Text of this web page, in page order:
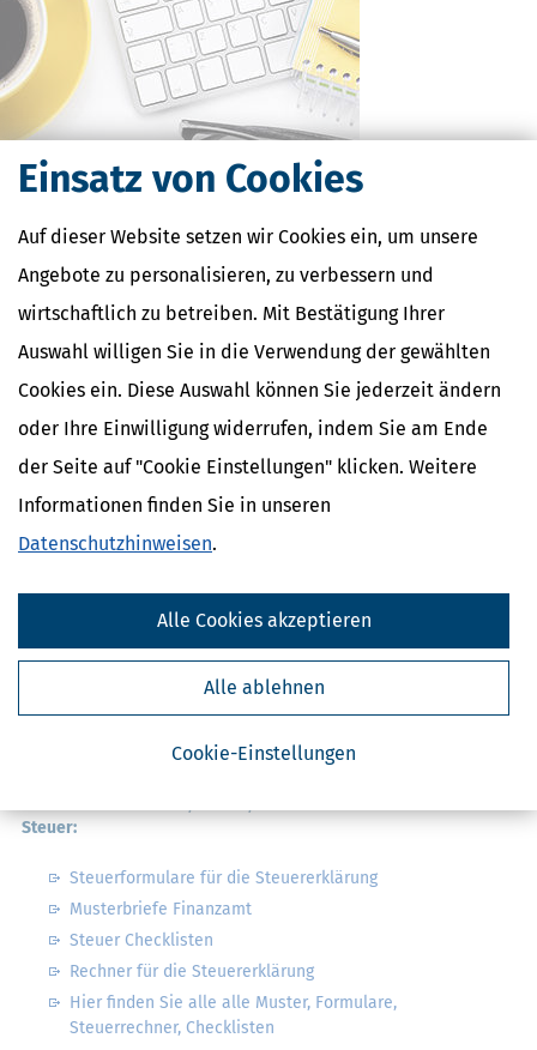
Einsatz von Cookies
Auf dieser Website setzen wir Cookies ein, um unsere
Angebote zu personalisieren, zu verbessern und
wirtschaftlich zu betreiben. Mit Bestätigung Ihrer
Auswahl willigen Sie in die Verwendung der gewählten
Cookies ein. Diese Auswahl können Sie jederzeit ändern
oder Ihre Einwilligung widerrufen, indem Sie am Ende
der Seite auf "Cookie Einstellungen" klicken. Weitere
Informationen finden Sie in unseren
Datenschutzhinweisen.
Cookie-Einstellungen
Alle ablehnen
Alle Cookies akzeptieren
Absenden
Steuertipps
Steuertipps Selbstständige
Ja, ich möchte die kostenlosen Newsletter
Datenschutzhinweise habe ich gelesen.
Abbestellung des Newsletters widerrufen.
Steuer:
Steuerformulare für die Steuererklärung
Musterbriefe Finanzamt
Steuer Checklisten
Rechner für die Steuererklärung
Hier finden Sie alle alle Muster, Formulare,
Steuerrechner, Checklisten